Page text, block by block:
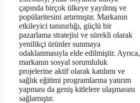
çapında birçok ülkeye yayılmış ve
popülaritesini artırmıştır. Markanın
etkileyici tanınırlığı, güçlü bir
pazarlama stratejisi ve sürekli olarak
yenilikçi ürünler sunmaya
odaklanmasıyla elde edilmiştir. Ayrıca,
markanın sosyal sorumluluk
projelerine aktif olarak katılımı ve
sağlık eğitimi programlarına yatırım
yapması da geniş kitlelere ulaşmasını
sağlamıştır.